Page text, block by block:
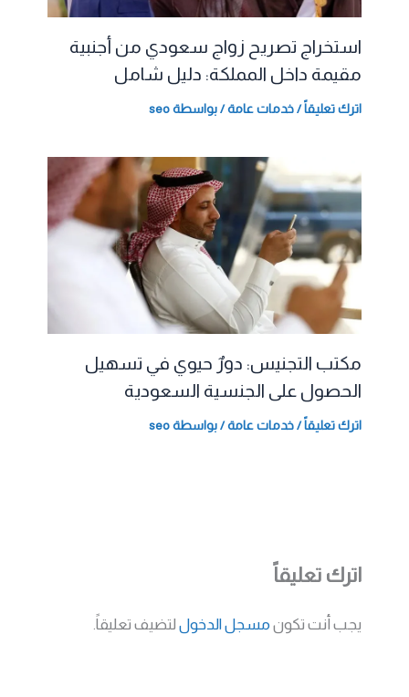
استخراج تصريح زواج سعودي من أجنبية
مقيمة داخل المملكة: دليل شامل
اترك تعليقاً/خدمات عامة/ بواسطة seo
مكتب التجنيس: دورٌ حيوي في تسهيل
الحصول على الجنسية السعودية
اترك تعليقاً/خدمات عامة/ بواسطة seo
اترك تعليقاً
يجب أنت تكون مسجل الدخوللتضيف تعليقاً.